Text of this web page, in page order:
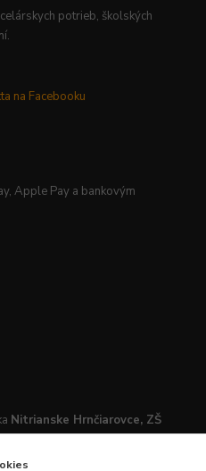
potrieb, školských
Apple Pay a bankovým
Nitrianske Hrnčiarovce, ZŠ